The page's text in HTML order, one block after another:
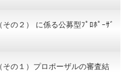
の２） に係る公募型ﾌﾟﾛﾎﾟｰｻﾞ
の１）プロポーザルの審査結